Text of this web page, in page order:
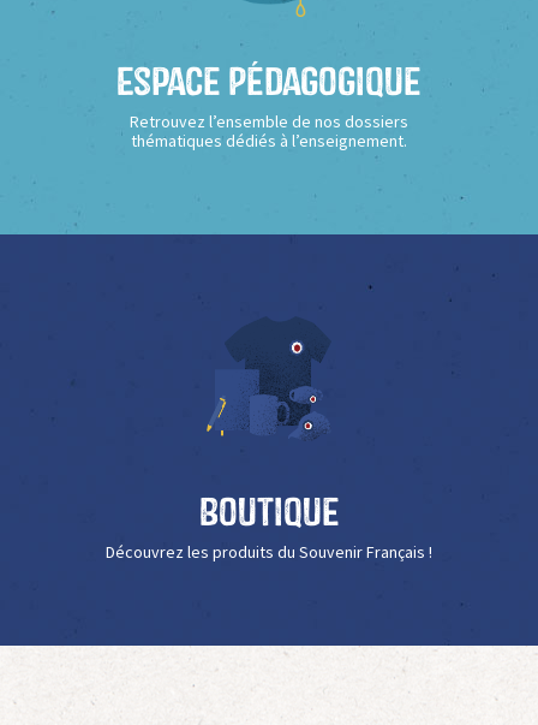
Espace Pédagogique
Retrouvez l’ensemble de nos dossiers
thématiques dédiés à l’enseignement.
Boutique
Découvrez les produits du Souvenir Français !